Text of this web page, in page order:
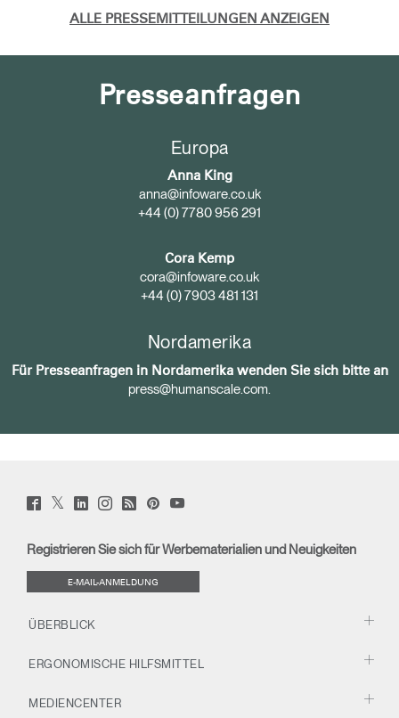
ALLE PRESSEMITTEILUNGEN ANZEIGEN
Presseanfragen
Europa
Anna King
anna@infoware.co.uk
+44 (0) 7780 956 291
Cora Kemp
cora@infoware.co.uk
+44 (0) 7903 481 131
Nordamerika
Für Presseanfragen in Nordamerika wenden Sie sich bitte an
press@humanscale.com.
Facebook
(opens
Twitter
(opens
LinkedIn
(opens
Instagram
(opens
Humanscale
Blog
window)
PinterstYouTube
Registrieren Sie sich für Werbematerialien und Neuigkeiten
E-MAIL-ANMELDUNG
ÜBERBLICK
ERGONOMISCHE HILFSMITTEL
MEDIENCENTER